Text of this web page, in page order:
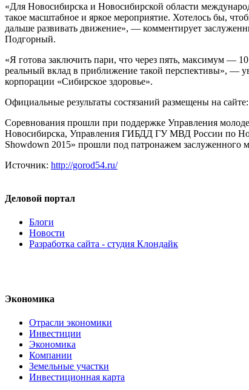
«Для Новосибирска и Новосибирской области
такое масштабное и яркое мероприятие. Хотелось бы,
дальше развивать движение», — комментирует
Подгорный.
«Я готова заключить пари, что через пять, максимум —
реальный вклад в приближение такой перспективы», —
корпорации «Сибирское здоровье».
Официальные результаты состязаний размещены на
Соревнования прошли при поддержке Управления
Новосибирска, Управления ГИБДД ГУ МВД России по
Showdown 2015» прошли под патронажем заслуженного
Источник: http://gorod54.ru/
Деловой портал
Блоги
Новости
Разработка сайта - студия Клондайк
Экономика
Отрасли экономики
Инвестиции
Экономика
Компании
Земельные участки
Инвестиционная карта